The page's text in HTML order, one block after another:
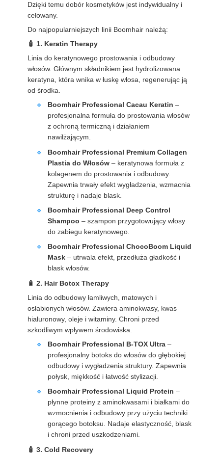
Dzięki temu dobór kosmetyków jest indywidualny i
celowany.
Do najpopularniejszych linii Boomhair należą:
1. Keratin Therapy
Linia do keratynowego prostowania i odbudowy
włosów. Głównym składnikiem jest hydrolizowana
keratyna, która wnika w łuskę włosa, regenerując ją
od środka.
Boomhair Professional Cacau Keratin –
profesjonalna formuła do prostowania włosów
z ochroną termiczną i działaniem
nawilżającym.
Boomhair Professional Premium Collagen
Plastia do Włosów– keratynowa formuła z
kolagenem do prostowania i odbudowy.
Zapewnia trwały efekt wygładzenia, wzmacnia
strukturę i nadaje blask.
Boomhair Professional Deep Control
Shampoo – szampon przygotowujący włosy
do zabiegu keratynowego.
Boomhair Professional ChocoBoom Liquid
Mask– utrwala efekt, przedłuża gładkość i
blask włosów.
2. Hair Botox Therapy
Linia do odbudowy łamliwych, matowych i
osłabionych włosów. Zawiera aminokwasy, kwas
hialuronowy, oleje i witaminy. Chroni przed
szkodliwym wpływem środowiska.
Boomhair Professional B-TOX Ultra–
profesjonalny botoks do włosów do głębokiej
odbudowy i wygładzenia struktury. Zapewnia
połysk, miękkość i łatwość stylizacji.
Boomhair Professional Liquid Protein –
płynne proteiny z aminokwasami i białkami do
wzmocnienia i odbudowy przy użyciu techniki
gorącego botoksu. Nadaje elastyczność, blask
i chroni przed uszkodzeniami.
3. Cold Recovery